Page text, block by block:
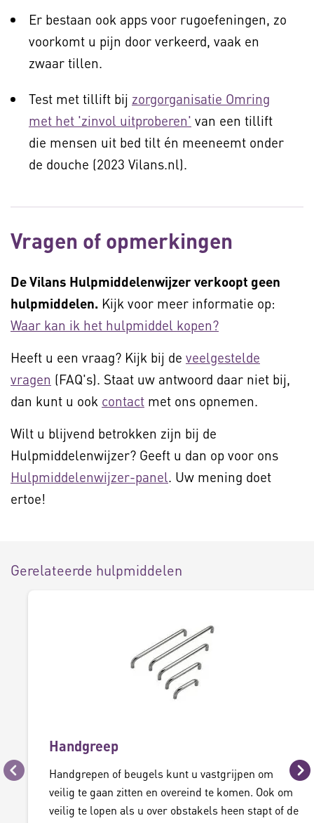
Er bestaan ook apps voor rugoefeningen, zo
voorkomt u pijn door verkeerd, vaak en
zwaar tillen.
Test met tillift bij zorgorganisatie Omring
met het 'zinvol uitproberen' van een tillift
die mensen uit bed tilt én meeneemt onder
de douche (2023 Vilans.nl).
Vragen of opmerkingen
De Vilans Hulpmiddelenwijzer verkoopt geen
hulpmiddelen. Kijk voor meer informatie op:
Waar kan ik het hulpmiddel kopen?
Heeft u een vraag? Kijk bij de veelgestelde
vragen (FAQ's). Staat uw antwoord daar niet bij,
dan kunt u ook contact met ons opnemen.
Wilt u blijvend betrokken zijn bij de
Hulpmiddelenwijzer? Geeft u dan op voor ons
Hulpmiddelenwijzer-panel. Uw mening doet
ertoe!
Gerelateerde hulpmiddelen
Vorige
Handgreep
Handgrepen of beugels kunt u vastgrijpen om
veilig te gaan zitten en overeind te komen. Ook om
veilig te lopen als u over obstakels heen stapt of de